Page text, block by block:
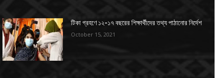
টিকা গ্রহণে ১২-১৭ বছরের শিক্ষার্থীদের তথ্য পাঠানোর নির্দেশ
October 15, 2021